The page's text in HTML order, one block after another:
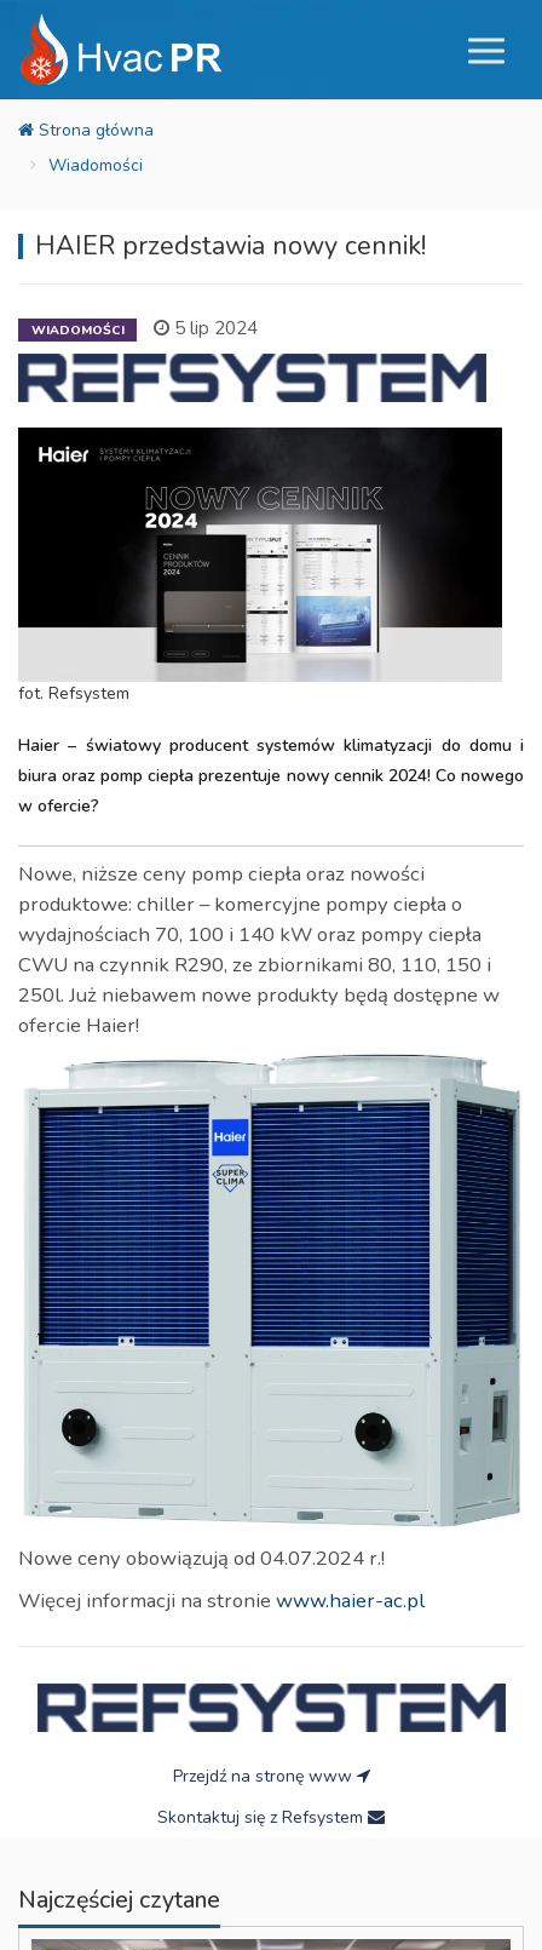
Wiadomości
HAIER przedstawia nowy cennik!
WIADOMOŚCI 5 lip 2024
fot. Refsystem
Haier – światowy producent systemów klimatyzacji do domu i
biura oraz pomp ciepła prezentuje nowy cennik 2024! Co nowego
w ofercie?
Nowe, niższe ceny pomp ciepła oraz nowości
produktowe: chiller – komercyjne pompy ciepła o
wydajnościach 70, 100 i 140 kW oraz pompy ciepła
CWU na czynnik R290, ze zbiornikami 80, 110, 150 i
250l. Już niebawem nowe produkty będą dostępne w
ofercie Haier!
Nowe ceny obowiązują od 04.07.2024 r.!
Więcej informacji na stronie www.haier-ac.pl
Przejdź na stronę www
Skontaktuj się z Refsystem
Najczęściej czytane